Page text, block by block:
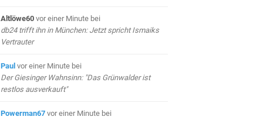
Altlöwe60 vor einer Minutebei
db24 trifft ihn in München: Jetzt spricht Ismaiks
Vertrauter
Paul vor einer Minutebei
Der Giesinger Wahnsinn: "Das Grünwalder ist
restlos ausverkauft"
Powerman67 vor einer Minutebei